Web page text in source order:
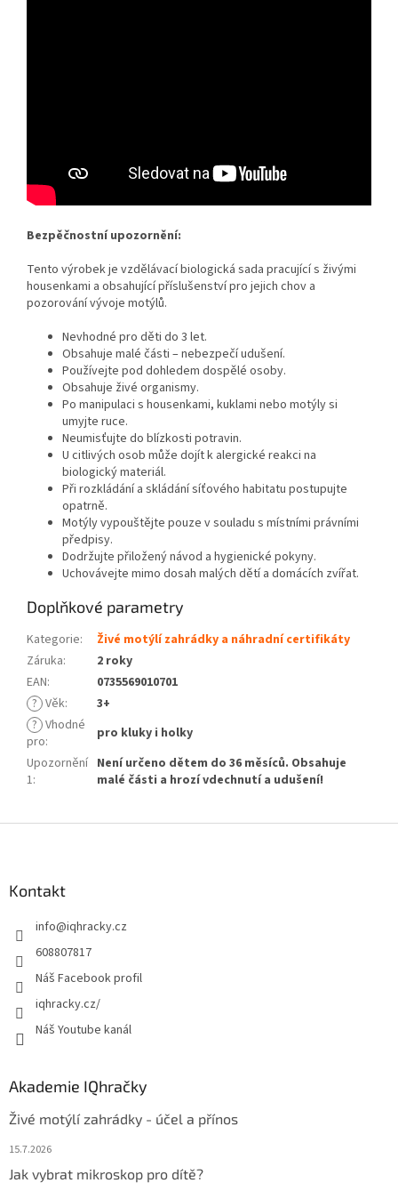
Bezpěčnostní upozornění:
Tento výrobek je vzdělávací biologická sada pracující s živými
housenkami a obsahující příslušenství pro jejich chov a
pozorování vývoje motýlů.
Nevhodné pro děti do 3 let.
Obsahuje malé části – nebezpečí udušení.
Používejte pod dohledem dospělé osoby.
Obsahuje živé organismy.
Po manipulaci s housenkami, kuklami nebo motýly si
umyjte ruce.
Neumisťujte do blízkosti potravin.
U citlivých osob může dojít k alergické reakci na
biologický materiál.
Při rozkládání a skládání síťového habitatu postupujte
opatrně.
Motýly vypouštějte pouze v souladu s místními právními
předpisy.
Dodržujte přiložený návod a hygienické pokyny.
Uchovávejte mimo dosah malých dětí a domácích zvířat.
Doplňkové parametry
Kategorie:
Živé motýlí zahrádky a náhradní certifikáty
Záruka:
2 roky
EAN:
0735569010701
? Věk:
3+
? Vhodné
pro:
pro kluky i holky
Upozornění
1:
Není určeno dětem do 36 měsíců. Obsahuje
malé části a hrozí vdechnutí a udušení!
Kontakt
info@iqhracky.cz
608807817
Náš Facebook profil
iqhracky.cz/
Náš Youtube kanál
Akademie IQhračky
Živé motýlí zahrádky - účel a přínos
15.7.2026
Jak vybrat mikroskop pro dítě?